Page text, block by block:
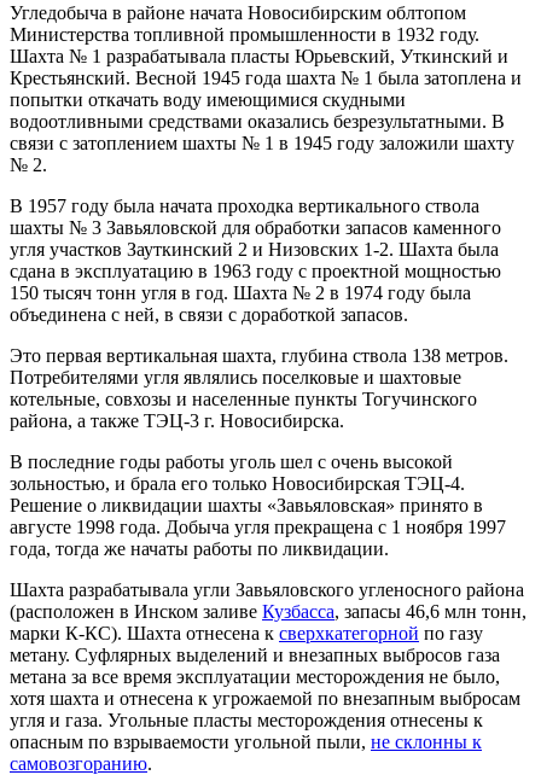
Угледобыча в районе начата Новосибирским облтопом
Министерства топливной промышленности в 1932 году.
Шахта № 1 разрабатывала пласты Юрьевский, Уткинский и
Крестьянский. Весной 1945 года шахта № 1 была затоплена и
попытки откачать воду имеющимися скудными
водоотливными средствами оказались безрезультатными. В
связи с затоплением шахты № 1 в 1945 году заложили шахту
№ 2.
В 1957 году была начата проходка вертикального ствола
шахты № 3 Завьяловской для обработки запасов каменного
угля участков Зауткинский 2 и Низовских 1-2. Шахта была
сдана в эксплуатацию в 1963 году с проектной мощностью
150 тысяч тонн угля в год. Шахта № 2 в 1974 году была
объединена с ней, в связи с доработкой запасов.
Это первая вертикальная шахта, глубина ствола 138 метров.
Потребителями угля являлись поселковые и шахтовые
котельные, совхозы и населенные пункты Тогучинского
района, а также ТЭЦ-3 г. Новосибирска.
В последние годы работы уголь шел с очень высокой
зольностью, и брала его только Новосибирская ТЭЦ-4.
Решение о ликвидации шахты «Завьяловская» принято в
августе 1998 года. Добыча угля прекращена с 1 ноября 1997
года, тогда же начаты работы по ликвидации.
Шахта разрабатывала угли Завьяловского угленосного района
(расположен в Инском заливе Кузбасса, запасы 46,6 млн тонн,
марки К-КС). Шахта отнесена к сверхкатегорной по газу
метану. Суфлярных выделений и внезапных выбросов газа
метана за все время эксплуатации месторождения не было,
хотя шахта и отнесена к угрожаемой по внезапным выбросам
угля и газа. Угольные пласты месторождения отнесены к
опасным по взрываемости угольной пыли, не склонны к
самовозгоранию.